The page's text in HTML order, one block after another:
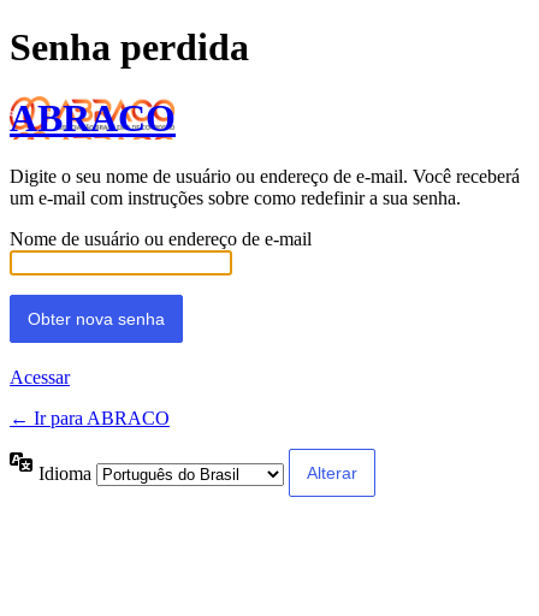
Senha perdida
ABRACO
Digite o seu nome de usuário ou endereço de e-mail. Você receberá
um e-mail com instruções sobre como redefinir a sua senha.
Nome de usuário ou endereço de e-mail
Acessar
← Ir para ABRACO
Idioma